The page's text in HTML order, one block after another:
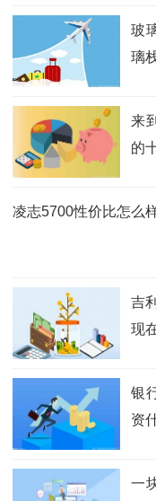
玻
璃
来
的
凌志5700性价比怎么
吉
现
银
资
一